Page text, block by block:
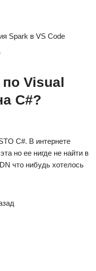
Spark в VS Code
по Visual
C#?
C#. В интернете
но ее нигде не найти в
что нибудь хотелось